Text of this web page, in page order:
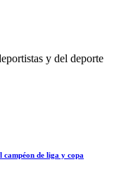
y del deporte
de liga y copa